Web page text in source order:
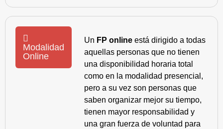
Modalidad
Online
Un FP online está dirigido a todas
aquellas personas que no tienen
una disponibilidad horaria total
como en la modalidad presencial,
pero a su vez son personas que
saben organizar mejor su tiempo,
tienen mayor responsabilidad y
una gran fuerza de voluntad para